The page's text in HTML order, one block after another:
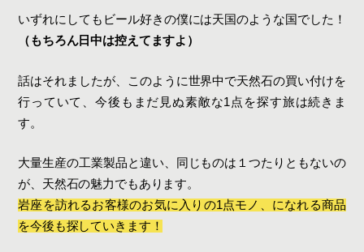
いずれにしてもビール好きの僕には天国のような国でした！
（もちろん日中は控えてますよ）
話はそれましたが、このように世界中で天然石の買い付けを
行っていて、今後もまだ見ぬ素敵な1点を探す旅は続きま
す。
大量生産の工業製品と違い、同じものは１つたりともないの
が、天然石の魅力でもあります。
岩座を訪れるお客様のお気に入りの1点モノ、になれる商品
を今後も探していきます！